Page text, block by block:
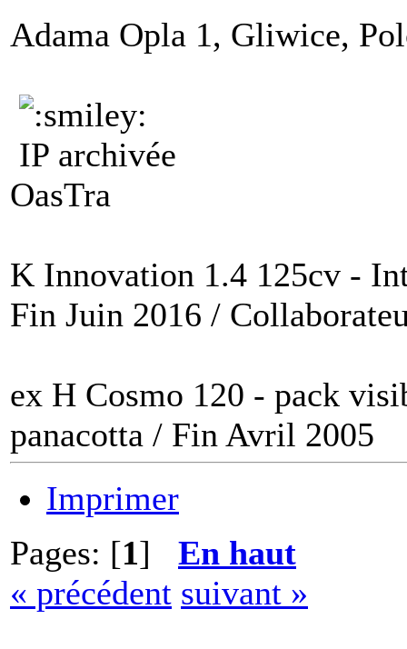
Adama Opla 1, Gliwice,
IP archivée
OasTra
K Innovation 1.4 125cv -
Fin Juin 2016 /
ex H Cosmo 120 - pack
panacotta / Fin Avril 2005
Imprimer
Pages: [1] En haut
« précédent suivant »